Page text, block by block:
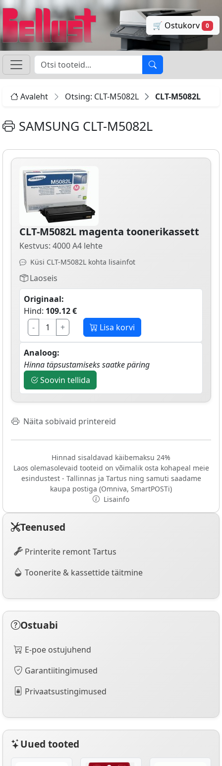
🛒 Ostukorv 0
Avaleht Otsing: CLT-M5082L CLT-M5082L
SAMSUNG CLT-M5082L
CLT-M5082L magenta toonerikassett
Kestvus: 4000 A4 lehte
Küsi CLT-M5082L kohta lisainfot
Laoseis
Originaal:
Hind: 109.12 €
-
+ Lisa korvi
Analoog:
Hinna täpsustamiseks saatke päring
Soovin tellida
Näita sobivaid printereid
Hinnad sisaldavad käibemaksu 24%
Laos olemasolevaid tooteid on võimalik osta kohapeal meie
esindustest - Tallinnas ja Tartus ning samuti saadame
kaupa postiga (Omniva, SmartPOSTi)
Lisainfo
Teenused
Printerite remont Tartus
Toonerite & kassettide täitmine
Ostuabi
E-poe ostujuhend
Garantiitingimused
Privaatsustingimused
Uued tooted